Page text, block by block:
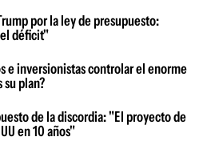
por la ley de presupuesto:
déficit"
e inversionistas controlar el enorme
su plan?
de la discordia: "El proyecto de
en 10 años"